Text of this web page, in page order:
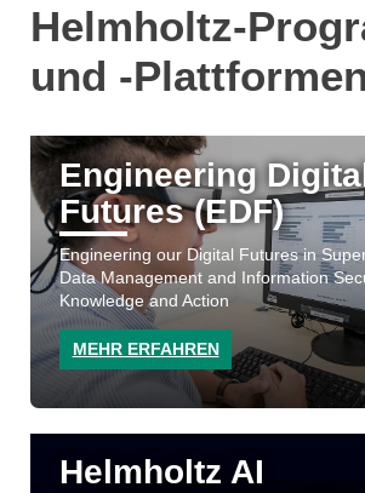
Helmholtz-
und -
Engineering
Futures (EDF)
Engineering our Digital Futures in
Data Management and Information
Knowledge and Action
MEHR ERFAHREN
Helmholtz AI